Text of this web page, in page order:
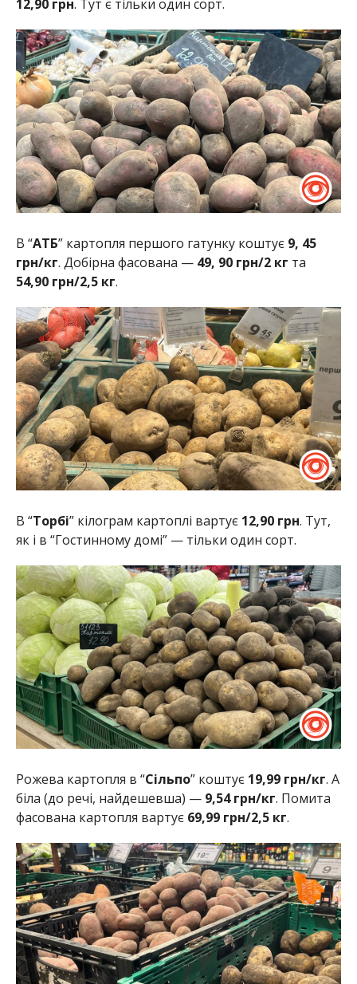
12,90 грн. Тут є тільки один сорт.
В “АТБ” картопля першого гатунку коштує 9, 45
грн/кг. Добірна фасована — 49, 90 грн/2 кг та
54,90 грн/2,5 кг.
В “Торбі” кілограм картоплі вартує 12,90 грн. Тут,
як і в “Гостинному домі” — тільки один сорт.
Рожева картопля в “Сільпо” коштує 19,99 грн/кг. А
біла (до речі, найдешевша) — 9,54 грн/кг. Помита
фасована картопля вартує 69,99 грн/2,5 кг.